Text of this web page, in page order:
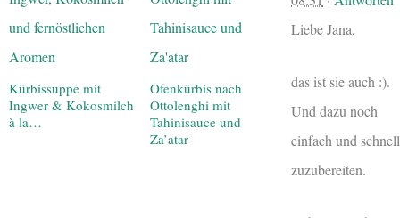
Kürbissuppe mit
Ingwer & Kokosmilch
à la…
Ofenkürbis nach
Ottolenghi mit
Tahinisauce und
Za’atar
Liebe Jana,
das ist sie auch :).
Und dazu noch
einfach und schnell
zuzubereiten.